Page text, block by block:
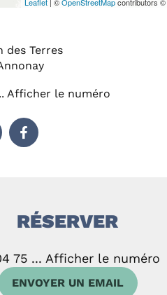
Leaflet | ©OpenStreetMapcontributors ©
des Terres
Afficher le numéro
RÉSERVER
75 ... Afficher le numéro
ENVOYER UN EMAIL